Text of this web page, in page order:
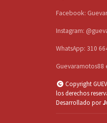
Facebook:
Instagram:
WhatsApp: 310
Guevaramotos88
Copyright
los derechos
Desarrollado por